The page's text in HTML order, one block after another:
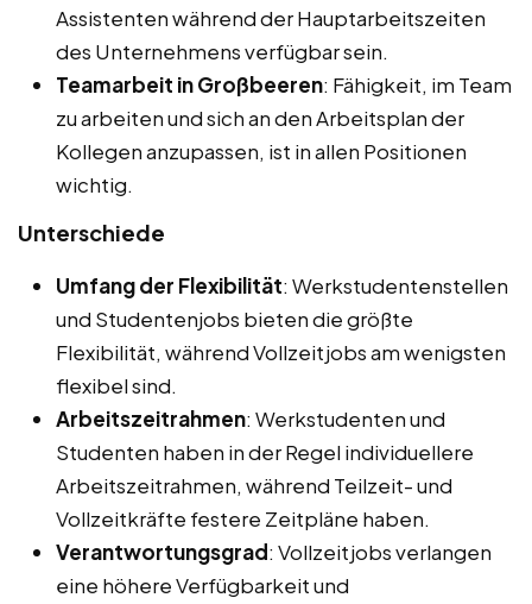
Assistenten während der Hauptarbeitszeiten
des Unternehmens verfügbar sein.
Teamarbeit in Großbeeren: Fähigkeit, im Team
zu arbeiten und sich an den Arbeitsplan der
Kollegen anzupassen, ist in allen Positionen
wichtig.
Unterschiede
Umfang der Flexibilität: Werkstudentenstellen
und Studentenjobs bieten die größte
Flexibilität, während Vollzeitjobs am wenigsten
flexibel sind.
Arbeitszeitrahmen: Werkstudenten und
Studenten haben in der Regel individuellere
Arbeitszeitrahmen, während Teilzeit- und
Vollzeitkräfte festere Zeitpläne haben.
Verantwortungsgrad: Vollzeitjobs verlangen
eine höhere Verfügbarkeit und